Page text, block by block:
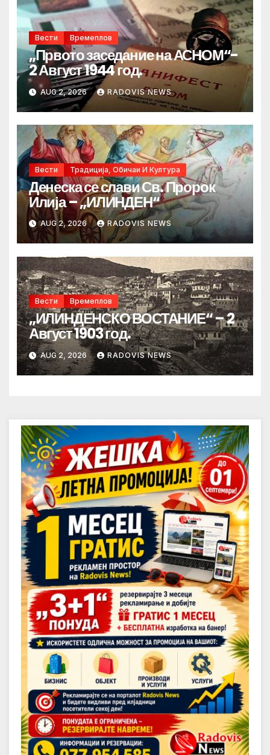
Вести Времеплов
„Првото заседание на АСНОМ“-
2 Август 1944 год.
AUG 2, 2026 RADOVIS NEWS
Вести Традиција, Обичаи И Култура
Денеска се слави Св. Пророк
Илија – „ИЛИНДЕН“
AUG 2, 2026 RADOVIS NEWS
Вести Времеплов
„ИЛИНДЕНСКО ВОСТАНИЕ“ – 2
Август 1903 год.
AUG 2, 2026 RADOVIS NEWS